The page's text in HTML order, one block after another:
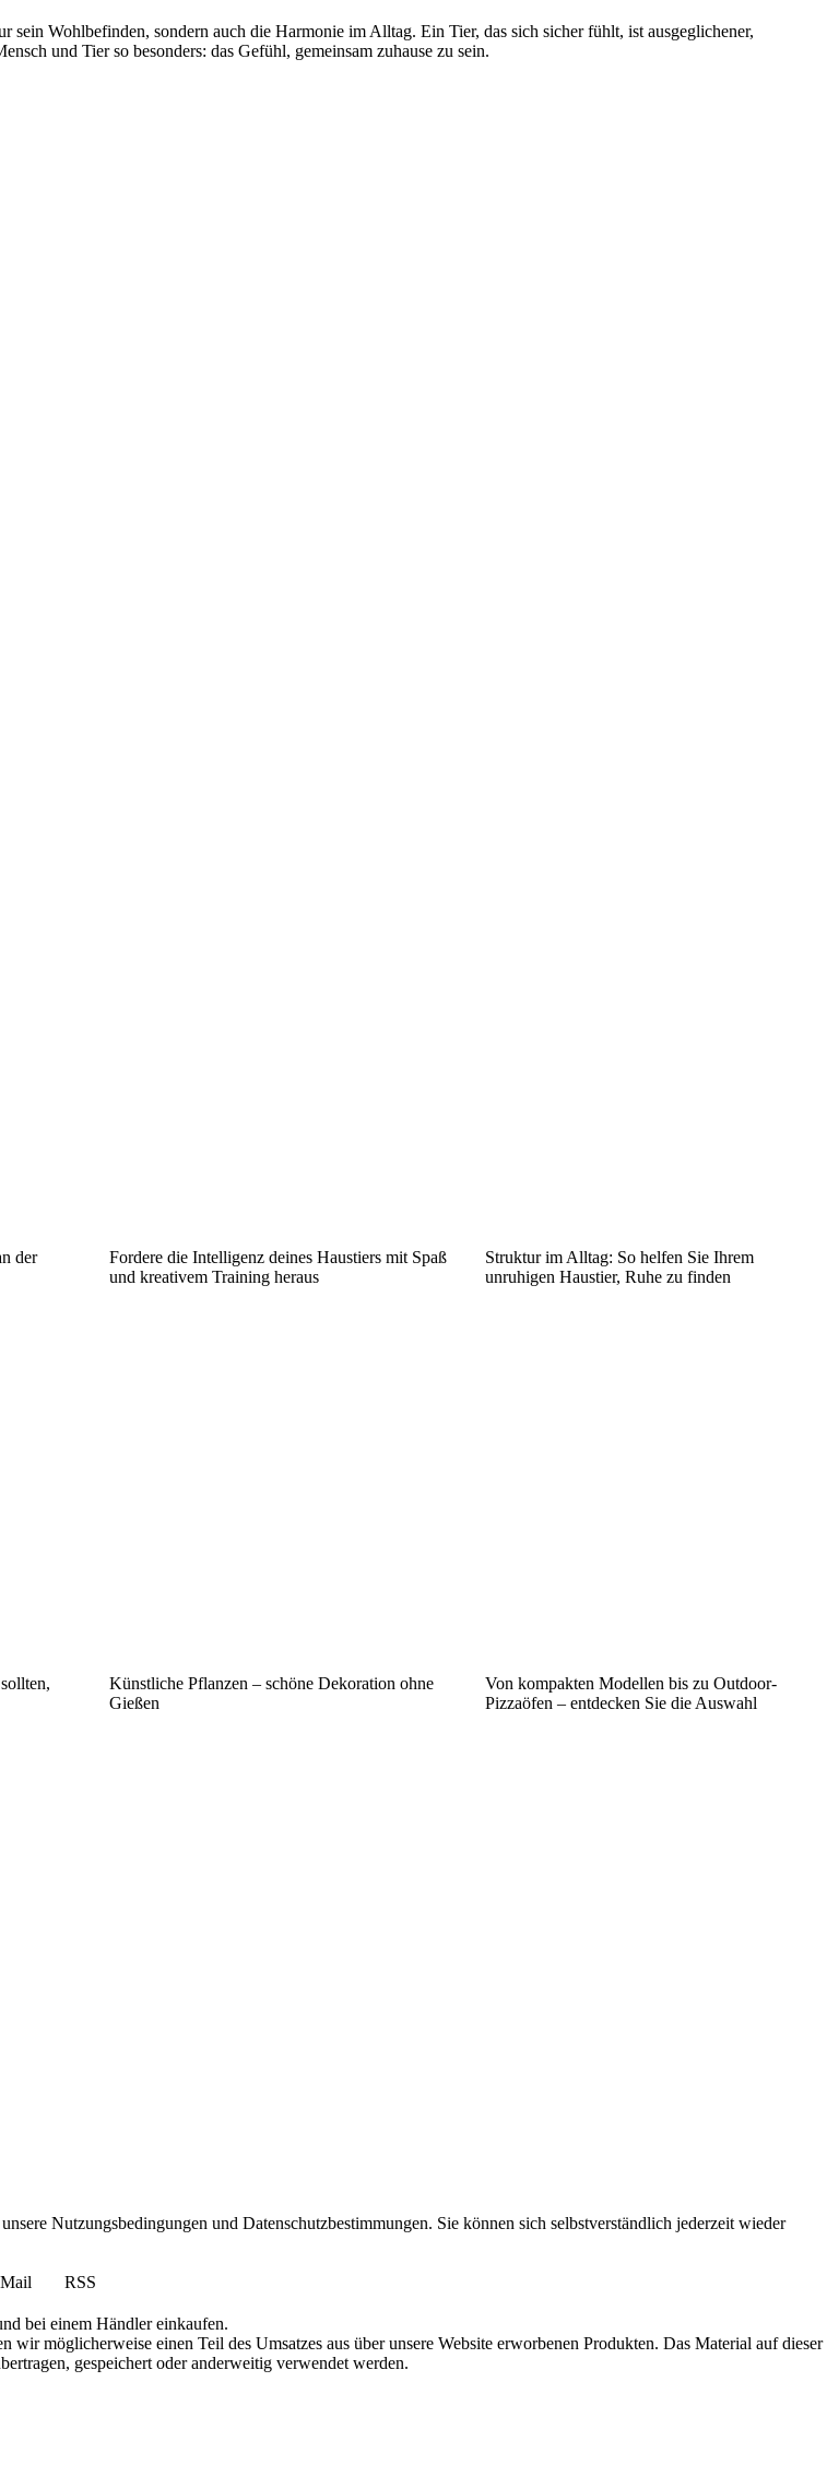
sein Wohlbefinden, sondern auch die Harmonie im Alltag. Ein Tier, das sich sicher fühlt, ist ausgeglichener,
und Tier so besonders: das Gefühl, gemeinsam zuhause zu sein.
der
Fordere die Intelligenz deines Haustiers mit Spaß
und kreativem Training heraus
Struktur im Alltag: So helfen Sie Ihrem
unruhigen Haustier, Ruhe zu finden
Künstliche Pflanzen – schöne Dekoration ohne
Gießen
Von kompakten Modellen bis zu Outdoor-
Pizzaöfen – entdecken Sie die Auswahl
Nutzungsbedingungen und Datenschutzbestimmungen. Sie können sich selbstverständlich jederzeit wieder
Mail
RSS
bei einem Händler einkaufen.
möglicherweise einen Teil des Umsatzes aus über unsere Website erworbenen Produkten. Das Material auf dieser
gespeichert oder anderweitig verwendet werden.